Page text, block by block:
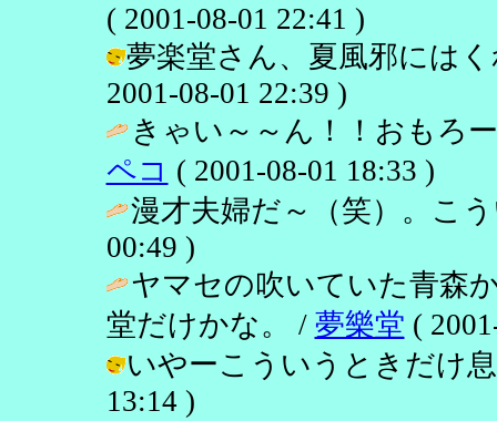
( 2001-08-01 22:41 )
夢楽堂さん、夏風邪には
2001-08-01 22:39 )
きゃい～～ん！！おもろ
ペコ ( 2001-08-01 18:33 )
漫才夫婦だ～（笑）。こ
00:49 )
ヤマセの吹いていた青森
堂だけかな。 / 夢樂堂 (
いやーこういうときだけ
13:14 )